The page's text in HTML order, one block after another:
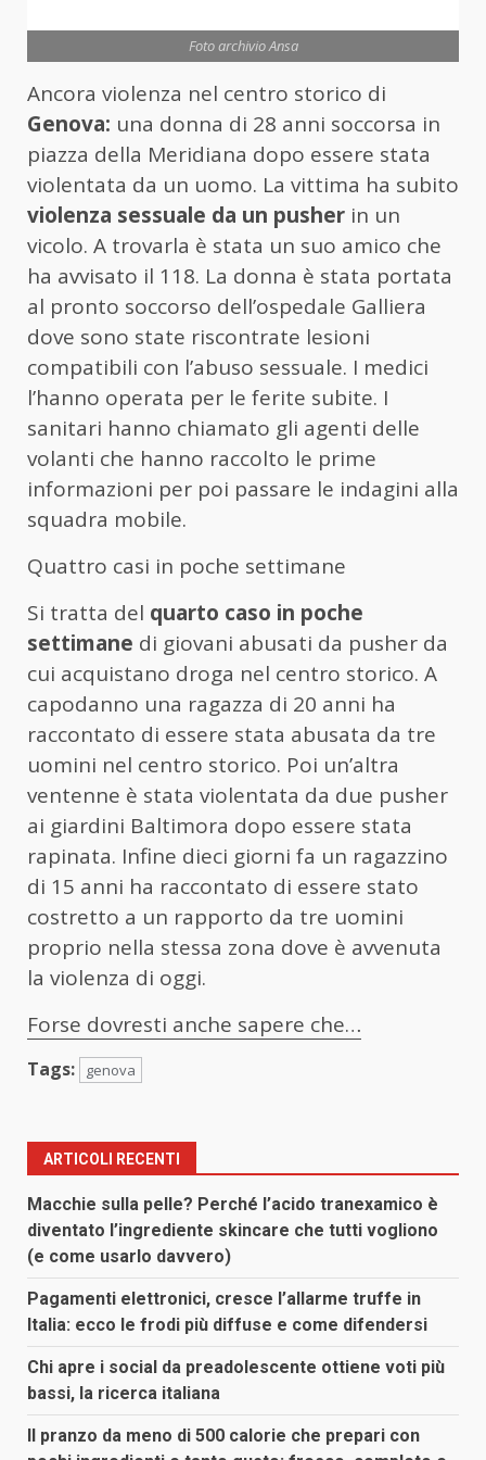
Foto archivio Ansa
Ancora violenza nel centro storico di
Genova: una donna di 28 anni soccorsa in
piazza della Meridiana dopo essere stata
violentata da un uomo. La vittima ha subito
violenza sessuale da un pusher in un
vicolo. A trovarla è stata un suo amico che
ha avvisato il 118. La donna è stata portata
al pronto soccorso dell’ospedale Galliera
dove sono state riscontrate lesioni
compatibili con l’abuso sessuale. I medici
l’hanno operata per le ferite subite. I
sanitari hanno chiamato gli agenti delle
volanti che hanno raccolto le prime
informazioni per poi passare le indagini alla
squadra mobile.
Quattro casi in poche settimane
Si tratta del quarto caso in poche
settimane di giovani abusati da pusher da
cui acquistano droga nel centro storico. A
capodanno una ragazza di 20 anni ha
raccontato di essere stata abusata da tre
uomini nel centro storico. Poi un’altra
ventenne è stata violentata da due pusher
ai giardini Baltimora dopo essere stata
rapinata. Infine dieci giorni fa un ragazzino
di 15 anni ha raccontato di essere stato
costretto a un rapporto da tre uomini
proprio nella stessa zona dove è avvenuta
la violenza di oggi.
Forse dovresti anche sapere che…
Tags: genova
ARTICOLI RECENTI
Macchie sulla pelle? Perché l’acido tranexamico è
diventato l’ingrediente skincare che tutti vogliono
(e come usarlo davvero)
Pagamenti elettronici, cresce l’allarme truffe in
Italia: ecco le frodi più diffuse e come difendersi
Chi apre i social da preadolescente ottiene voti più
bassi, la ricerca italiana
Il pranzo da meno di 500 calorie che prepari con